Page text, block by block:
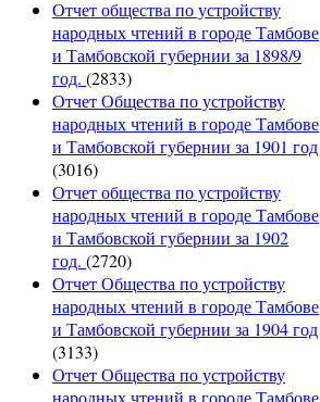
Отчет общества по устройству
народных чтений в городе Тамбове
и Тамбовской губернии за 1898/9
год. (2833)
Отчет Общества по устройству
народных чтений в городе Тамбове
и Тамбовской губернии за 1901 год
(3016)
Отчет общества по устройству
народных чтений в городе Тамбове
и Тамбовской губернии за 1902
год. (2720)
Отчет Общества по устройству
народных чтений в городе Тамбове
и Тамбовской губернии за 1904 год
(3133)
Отчет Общества по устройству
народных чтений в городе Тамбове